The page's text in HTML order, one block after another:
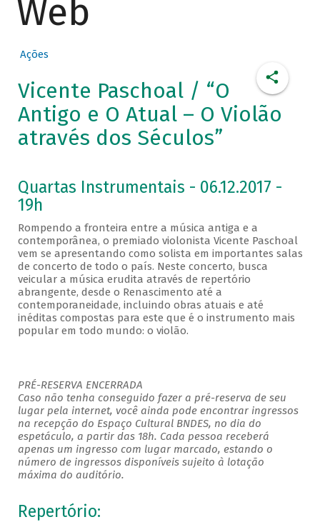
Web
Ações
Vicente Paschoal / “O
Antigo e O Atual – O Violão
através dos Séculos”
Quartas Instrumentais - 06.12.2017 -
19h
Rompendo a fronteira entre a música antiga e a
contemporânea, o premiado violonista Vicente Paschoal
vem se apresentando como solista em importantes salas
de concerto de todo o país. Neste concerto, busca
veicular a música erudita através de repertório
abrangente, desde o Renascimento até a
contemporaneidade, incluindo obras atuais e até
inéditas compostas para este que é o instrumento mais
popular em todo mundo: o violão.
PRÉ-RESERVA ENCERRADA
Caso não tenha conseguido fazer a pré-reserva de seu
lugar pela internet, você ainda pode encontrar ingressos
na recepção do Espaço Cultural BNDES, no dia do
espetáculo, a partir das 18h. Cada pessoa receberá
apenas um ingresso com lugar marcado, estando o
número de ingressos disponíveis sujeito à lotação
máxima do auditório.
Repertório: